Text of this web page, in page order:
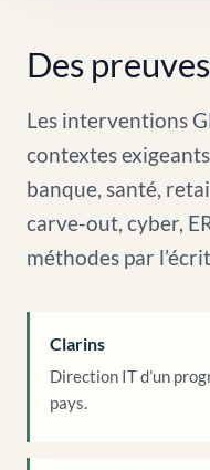
Des
Les interventions
contextes
banque, santé,
carve-out, cyber,
méthodes par
Clarins
Direction IT d’un
pays.